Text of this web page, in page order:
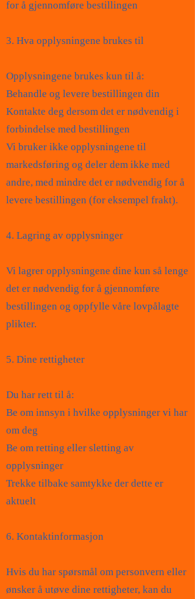
for å gjennomføre bestillingen
3. Hva opplysningene brukes til
Opplysningene brukes kun til å:
Behandle og levere bestillingen din
Kontakte deg dersom det er nødvendig i
forbindelse med bestillingen
Vi bruker ikke opplysningene til
markedsføring og deler dem ikke med
andre, med mindre det er nødvendig for å
levere bestillingen (for eksempel frakt).
4. Lagring av opplysninger
Vi lagrer opplysningene dine kun så lenge
det er nødvendig for å gjennomføre
bestillingen og oppfylle våre lovpålagte
plikter.
5. Dine rettigheter
Du har rett til å:
Be om innsyn i hvilke opplysninger vi har
om deg
Be om retting eller sletting av
opplysninger
Trekke tilbake samtykke der dette er
aktuelt
6. Kontaktinformasjon
Hvis du har spørsmål om personvern eller
ønsker å utøve dine rettigheter, kan du